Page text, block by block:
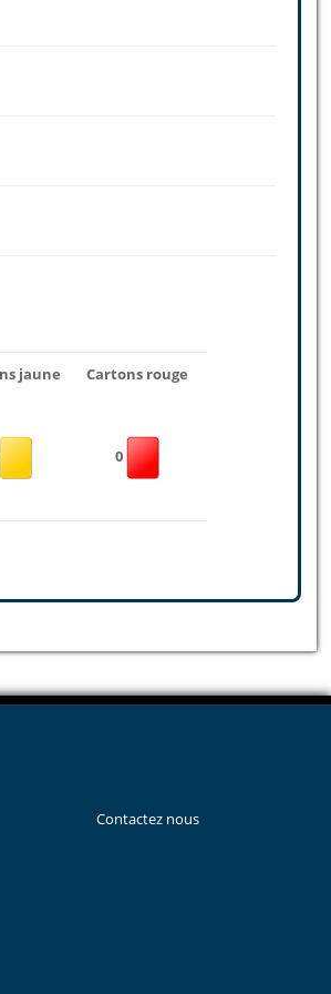
jaune Cartons rouge
0
Contactez nous